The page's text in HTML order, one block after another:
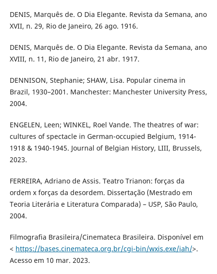
DENIS, Marquês de. O Dia Elegante. Revista da Semana, ano
XVII, n. 29, Rio de Janeiro, 26 ago. 1916.
DENIS, Marquês de. O Dia Elegante. Revista da Semana, ano
XVIII, n. 11, Rio de Janeiro, 21 abr. 1917.
DENNISON, Stephanie; SHAW, Lisa. Popular cinema in
Brazil, 1930–2001. Manchester: Manchester University Press,
2004.
ENGELEN, Leen; WINKEL, Roel Vande. The theatres of war:
cultures of spectacle in German-occupied Belgium, 1914-
1918 & 1940-1945. Journal of Belgian History, LIII, Brussels,
2023.
FERREIRA, Adriano de Assis. Teatro Trianon: forças da
ordem x forças da desordem. Dissertação (Mestrado em
Teoria Literária e Literatura Comparada) – USP, São Paulo,
2004.
Filmografia Brasileira/Cinemateca Brasileira. Disponível em
< https://bases.cinemateca.org.br/cgi-bin/wxis.exe/iah/>.
Acesso em 10 mar. 2023.